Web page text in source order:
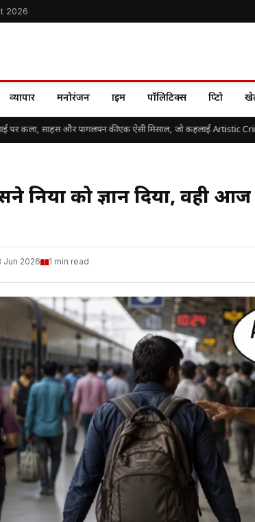
2026
व्यापार मनोरंजन क्राइम पॉलिटिक्स क्रिप्टो
कला, साहस और पागलपन की एक ऐसी मिसाल, जो कहलाई Artistic
दुनिया को ज्ञान दिया, वही
Jun 2026 1 min read